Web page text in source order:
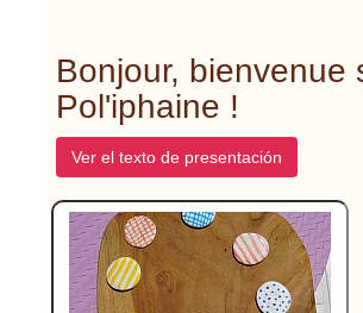
Bonjour, bienvenue
Pol'iphaine !
Ver el texto de presentación